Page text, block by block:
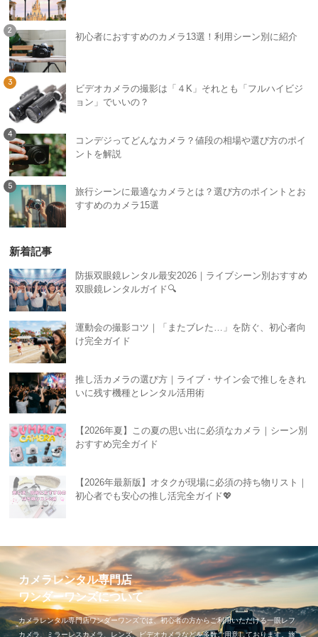
初心者におすすめのカメラ13選！利用シーン別に紹介
ビデオカメラの撮影は「４K」それとも「フルハイビジ
ョン」でいいの？
コンデジってどんなカメラ？値段の相場や選び方のポイ
ントを解説
旅行シーンに最適なカメラとは？選び方のポイントとお
すすめのカメラ15選
新着記事
防振双眼鏡レンタル最安2026｜ライブシーン別おすすめ
双眼鏡レンタルガイド🔍
運動会の撮影コツ｜「またブレた…」を防ぐ、初心者向
け完全ガイド
推し活カメラの選び方｜ライブ・サイン会で推しをきれ
いに残す機種とレンタル活用術
【2026年夏】この夏の思い出に必須なカメラ｜シーン別
おすすめ完全ガイド
【2026年最新版】オタクが現場に必須の持ち物リスト｜
初心者でも安心の推し活完全ガイド💖
カメラレンタル専門店
ワンダーワンズについて
カメラレンタル専門店ワンダーワンズでは、初心者の方からご利用いただける一眼レフ
カメラ、ミラーレスカメラ、レンズ、ビデオカメラなどを多数ご用意しております。旅